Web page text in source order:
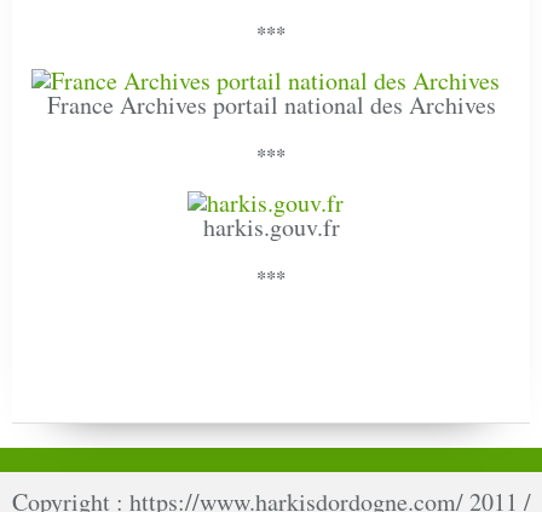
***
France Archives portail national des Archives
***
harkis.gouv.fr
***
Copyright : https://www.harkisdordogne.com/ 2011 /